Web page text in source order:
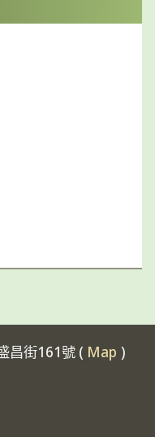
昌街161號 ( Map )